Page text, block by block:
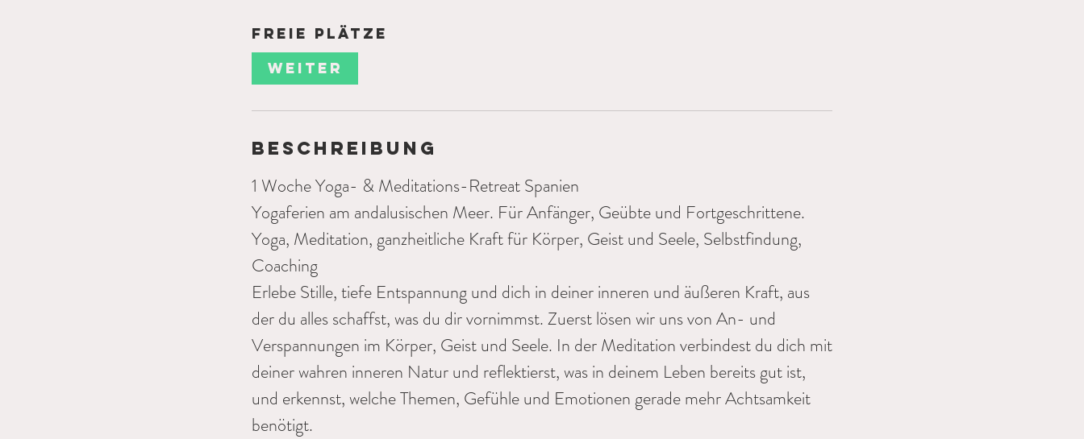
e
t
.
Freie Plätze
Weiter
Beschreibung
1 Woche Yoga- & Meditations-Retreat Spanien
Yogaferien am andalusischen Meer. Für Anfänger, Geübte und Fortgeschrittene.
Yoga, Meditation, ganzheitliche Kraft für Körper, Geist und Seele, Selbstfindung,
Coaching
Erlebe Stille, tiefe Entspannung und dich in deiner inneren und äußeren Kraft, aus
der du alles schaffst, was du dir vornimmst. Zuerst lösen wir uns von An- und
Verspannungen im Körper, Geist und Seele. In der Meditation verbindest du dich mit
deiner wahren inneren Natur und reflektierst, was in deinem Leben bereits gut ist,
und erkennst, welche Themen, Gefühle und Emotionen gerade mehr Achtsamkeit
benötigt.